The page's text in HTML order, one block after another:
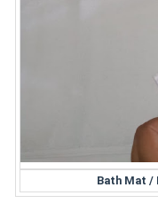
Bath Mat /